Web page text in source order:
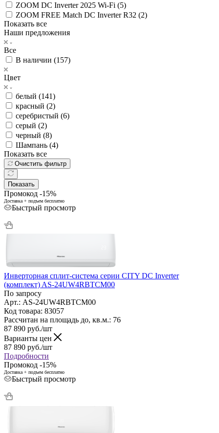
ZOOM DC Inverter 2025 Wi-Fi (5)
ZOOM FREE Match DC Inverter R32 (2)
Показать все
Наши предложения
Все
В наличии (157)
Цвет
белый (141)
красный (2)
серебристый (6)
серый (2)
черный (8)
Шампань (4)
Показать все
Очистить фильтр
Показать
Промокод -15%
Доставка + подъем бесплатно
Быстрый просмотр
Инверторная сплит-система серии CITY DC Inverter
(комплект) AS-24UW4RBTCM00
По запросу
Арт.: AS-24UW4RBTCM00
Код товара: 83057
Рассчитан на площадь до, кв.м.: 76
87 890 руб./шт
Варианты цен
87 890 руб./шт
Подробности
Промокод -15%
Доставка + подъем бесплатно
Быстрый просмотр